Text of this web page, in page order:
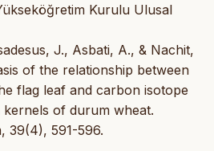
Kurulu Ulusal
J., Asbati, A., & Nachit,
of the relationship between
flag leaf and carbon isotope
kernels of durum wheat.
39(4), 591-596.